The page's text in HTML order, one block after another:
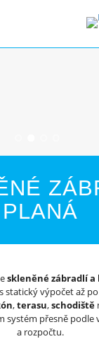
PLANÁ
skleněné zábradlí
statický výpočet až
,terasu,schodiště
systém přesně podle
a rozpočtu.